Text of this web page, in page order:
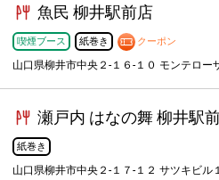
魚民 柳井駅前店
喫煙ブース 紙巻き クーポン
山口県柳井市中央２-１６-１０ モンテロー
瀬戸内 はなの舞 柳井駅
紙巻き
山口県柳井市中央２-１７-１２ サツキビル